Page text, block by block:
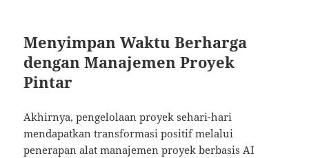
Menyimpan Waktu Berharga
dengan Manajemen Proyek
Pintar
Akhirnya, pengelolaan proyek sehari-hari
mendapatkan transformasi positif melalui
penerapan alat manajemen proyek berbasis AI